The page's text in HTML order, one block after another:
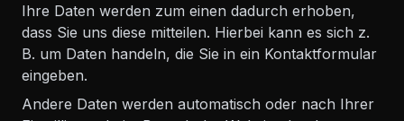
Ihre Daten werden zum einen dadurch erhoben,
dass Sie uns diese mitteilen. Hierbei kann es sich z.
B. um Daten handeln, die Sie in ein Kontaktformular
eingeben.
Andere Daten werden automatisch oder nach Ihrer